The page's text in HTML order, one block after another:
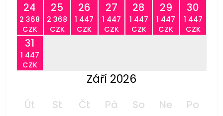
24
2 368
CZK
25
2 368
CZK
26
1 447
CZK
27
1 447
CZK
28
1 447
CZK
29
1 447
CZK
30
1 447
CZK
31
1 447
CZK
Září 2026
Út St Čt Pá So Ne Po